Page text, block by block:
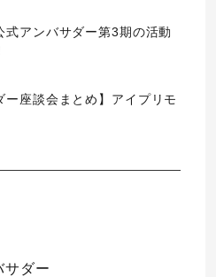
式アンバサダー第3期の活動
ー座談会まとめ】アイプリモ
サダー